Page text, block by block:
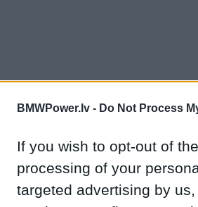
BMWPower.lv - Do Not Process
If you wish to opt-out of
processing of your
targeted advertising by